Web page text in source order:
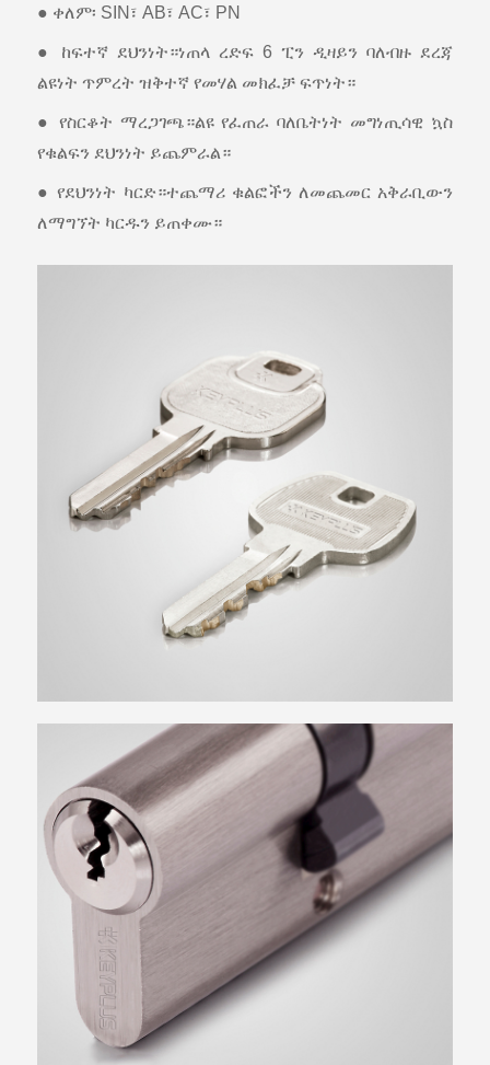
● ቀለም፡ SIN፣ AB፣ AC፣ PN
● ከፍተኛ ደህንነት።ነጠላ ረድፍ 6 ፒን ዲዛይን ባለብዙ ደረጃ
ልዩነት ጥምረት ዝቅተኛ የመሃል መክፈቻ ፍጥነት።
● የስርቆት ማረጋገጫ።ልዩ የፈጠራ ባለቤትነት መግነጢሳዊ ኳስ
የቁልፍን ደህንነት ይጨምራል።
● የደህንነት ካርድ።ተጨማሪ ቁልፎችን ለመጨመር አቅራቢውን
ለማግኘት ካርዱን ይጠቀሙ።